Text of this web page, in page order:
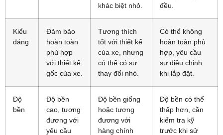
khác biệt nhỏ.
đều.
Kiểu
dáng
Đảm bảo
hoàn toàn
phù hợp
với thiết kế
gốc của xe.
Tương thích
tốt với thiết kế
của xe, nhưng
có thể có sự
thay đổi nhỏ.
Có thể không
hoàn toàn phù
hợp, yêu cầu
sự điều chỉnh
khi lắp đặt.
Độ
bền
Độ bền
cao, tương
đương với
yêu cầu
Độ bền giống
hoặc tương
đương với
hàng chính
Độ bền có thể
thấp hơn, cần
kiểm tra kỹ
trước khi sử